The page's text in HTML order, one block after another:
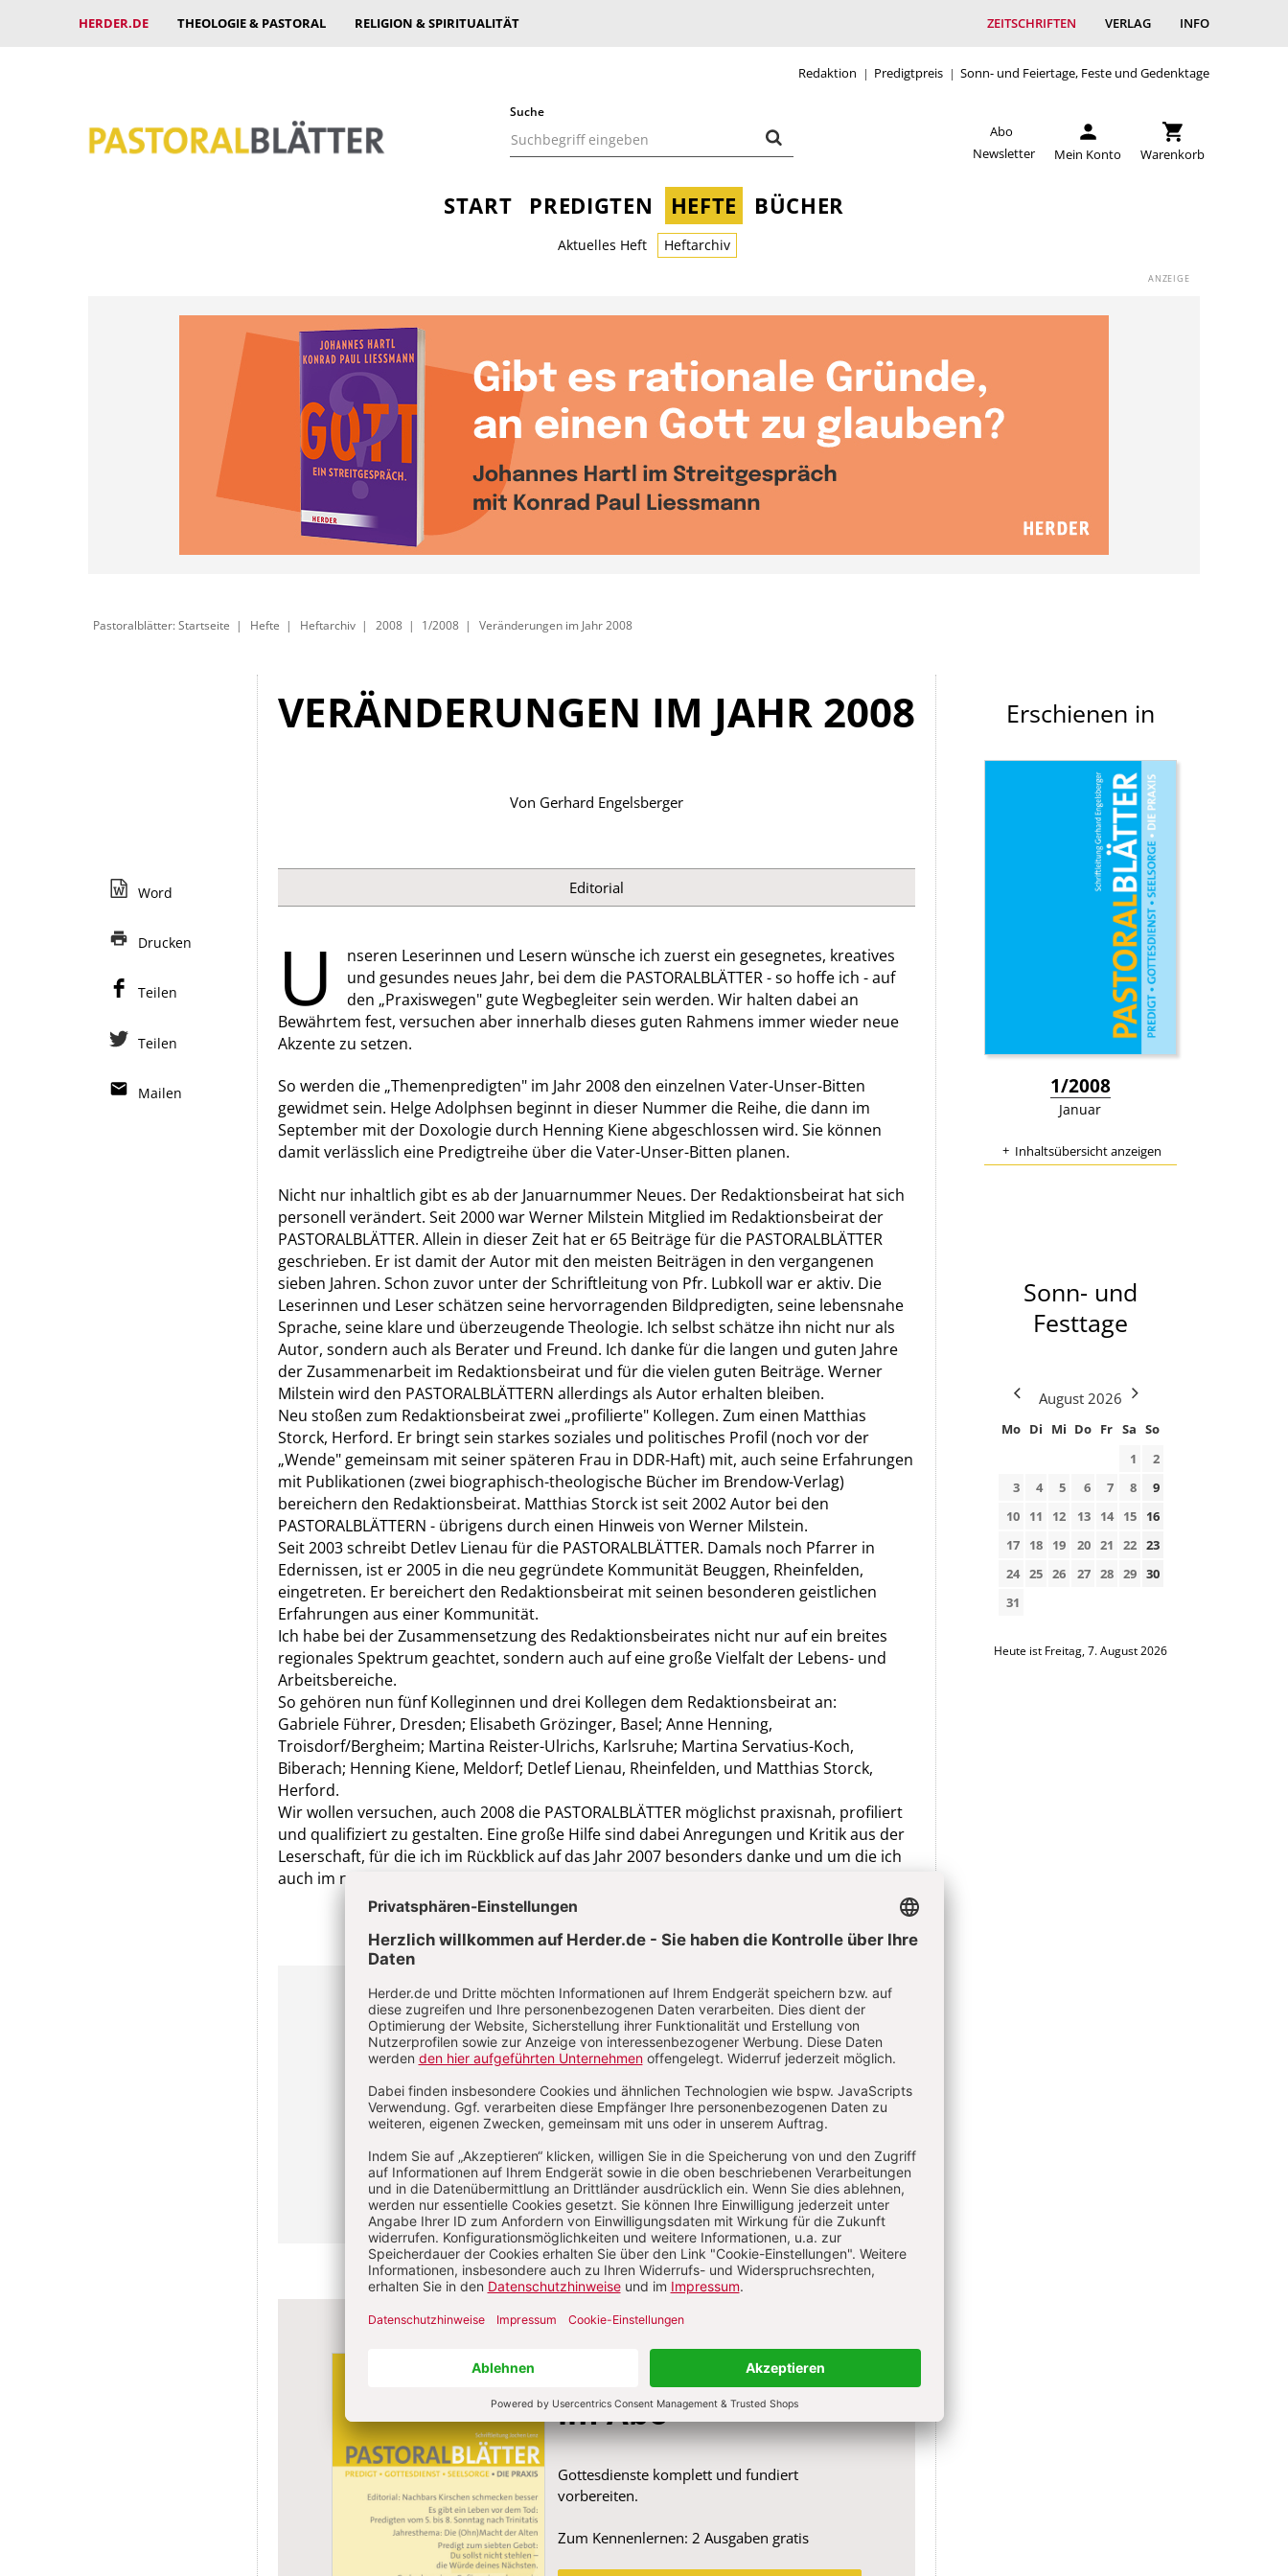
HERDER.DE THEOLOGIE & PASTORAL RELIGION & SPIRITUALITÄT ZEITSCHRIFTEN VERLAG INFO
Redaktion Predigtpreis Sonn- und Feiertage, Feste und Gedenktage
Suche
Abo
Newsletter
Mein Konto Warenkorb
START PREDIGTEN HEFTE BÜCHER
Aktuelles Heft Heftarchiv
Pastoralblätter: Startseite Hefte Heftarchiv 2008 1/2008 Veränderungen im Jahr 2008
VERÄNDERUNGEN IM JAHR 2008
Von Gerhard Engelsberger
Editorial
U
nseren Leserinnen und Lesern wünsche ich zuerst ein gesegnetes, kreatives
und gesundes neues Jahr, bei dem die PASTORALBLÄTTER - so hoffe ich - auf
den „Praxiswegen" gute Wegbegleiter sein werden. Wir halten dabei an
Bewährtem fest, versuchen aber innerhalb dieses guten Rahmens immer wieder neue
Akzente zu setzen.
So werden die „Themenpredigten" im Jahr 2008 den einzelnen Vater-Unser-Bitten
gewidmet sein. Helge Adolphsen beginnt in dieser Nummer die Reihe, die dann im
September mit der Doxologie durch Henning Kiene abgeschlossen wird. Sie können
damit verlässlich eine Predigtreihe über die Vater-Unser-Bitten planen.
Nicht nur inhaltlich gibt es ab der Januarnummer Neues. Der Redaktionsbeirat hat sich
personell verändert. Seit 2000 war Werner Milstein Mitglied im Redaktionsbeirat der
PASTORALBLÄTTER. Allein in dieser Zeit hat er 65 Beiträge für die PASTORALBLÄTTER
geschrieben. Er ist damit der Autor mit den meisten Beiträgen in den vergangenen
sieben Jahren. Schon zuvor unter der Schriftleitung von Pfr. Lubkoll war er aktiv. Die
Leserinnen und Leser schätzen seine hervorragenden Bildpredigten, seine lebensnahe
Sprache, seine klare und überzeugende Theologie. Ich selbst schätze ihn nicht nur als
Autor, sondern auch als Berater und Freund. Ich danke für die langen und guten Jahre
der Zusammenarbeit im Redaktionsbeirat und für die vielen guten Beiträge. Werner
Milstein wird den PASTORALBLÄTTERN allerdings als Autor erhalten bleiben.
Neu stoßen zum Redaktionsbeirat zwei „profilierte" Kollegen. Zum einen Matthias
Storck, Herford. Er bringt sein starkes soziales und politisches Profil (noch vor der
„Wende" gemeinsam mit seiner späteren Frau in DDR-Haft) mit, auch seine Erfahrungen
mit Publikationen (zwei biographisch-theologische Bücher im Brendow-Verlag)
bereichern den Redaktionsbeirat. Matthias Storck ist seit 2002 Autor bei den
PASTORALBLÄTTERN - übrigens durch einen Hinweis von Werner Milstein.
Seit 2003 schreibt Detlev Lienau für die PASTORALBLÄTTER. Damals noch Pfarrer in
Edernissen, ist er 2005 in die neu gegründete Kommunität Beuggen, Rheinfelden,
eingetreten. Er bereichert den Redaktionsbeirat mit seinen besonderen geistlichen
Erfahrungen aus einer Kommunität.
Ich habe bei der Zusammensetzung des Redaktionsbeirates nicht nur auf ein breites
regionales Spektrum geachtet, sondern auch auf eine große Vielfalt der Lebens- und
Arbeitsbereiche.
So gehören nun fünf Kolleginnen und drei Kollegen dem Redaktionsbeirat an:
Gabriele Führer, Dresden; Elisabeth Grözinger, Basel; Anne Henning,
Troisdorf/Bergheim; Martina Reister-Ulrichs, Karlsruhe; Martina Servatius-Koch,
Biberach; Henning Kiene, Meldorf; Detlef Lienau, Rheinfelden, und Matthias Storck,
Herford.
Wir wollen versuchen, auch 2008 die PASTORALBLÄTTER möglichst praxisnah, profiliert
und qualifiziert zu gestalten. Eine große Hilfe sind dabei Anregungen und Kritik aus der
Leserschaft, für die ich im Rückblick auf das Jahr 2007 besonders danke und um die ich
auch im neuen Jahr bitte.
Die Pastoralblätter
im Abo
Gottesdienste komplett und fundiert
vorbereiten.
Zum Kennenlernen: 2 Ausgaben gratis
Word
Drucken
Teilen
Teilen
Mailen
Erschienen in
1/2008:
Januar
Inhaltsübersicht anzeigen
Sonn- und
Festtage
August 2026
Mo Di Mi Do Fr Sa So
1
2
3
4 5 6 7 8
9
10
11 12 13 14 15
16
17
18 19 20 21 22 23
24 25 26 27 28 29 30
31
Heute ist Freitag, 7. August 2026